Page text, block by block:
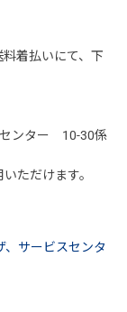
着払いにて、下
ンター 10-30係
ただけます。
、サービスセンタ